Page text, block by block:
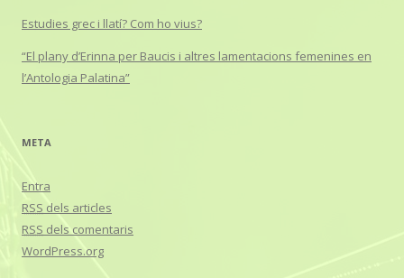
Estudies grec i llatí? Com ho vius?
“El plany d’Erinna per Baucis i altres lamentacions femenines en
l’Antologia Palatina”
META
Entra
RSS dels articles
RSS dels comentaris
WordPress.org